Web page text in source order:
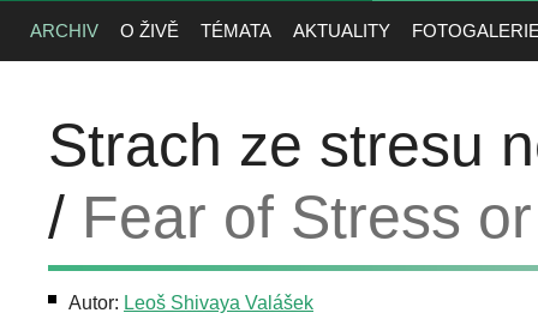
ARCHIV O ŽIVĚ TÉMATA AKTUALITY
Strach ze stresu
/ Fear of Stress
Autor: Leoš Shivaya Valášek